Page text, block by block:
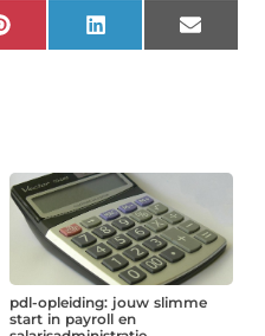
Pinterest LinkedIn Email
pdl-opleiding: jouw slimme
start in payroll en